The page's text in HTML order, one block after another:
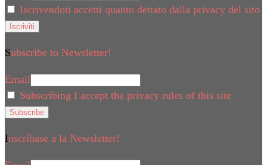
Iscrivendoti accetti quanto dettato dalla privacy del sito
Subscribe to Newsletter!
Email
Subscribing I accept the privacy rules of this site
Inscríbase a la Newsletter!